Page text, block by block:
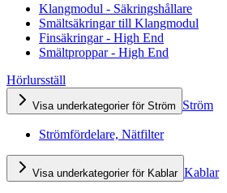
Klangmodul - Säkringshållare
Smältsäkringar till Klangmodul
Finsäkringar - High End
Smältproppar - High End
Hörlursställ
Visa underkategorier för Ström Ström
Strömfördelare, Nätfilter
Visa underkategorier för Kablar Kablar